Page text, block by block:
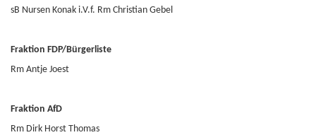
sB Nursen Konak i.V.f. Rm Christian Gebel
Fraktion FDP/Bürgerliste
Rm Antje Joest
Fraktion AfD
Rm Dirk Horst Thomas